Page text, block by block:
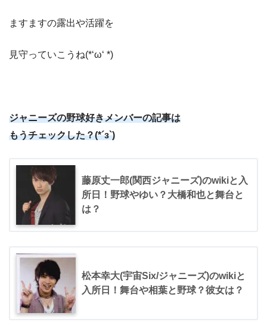
ますますの露出や活躍を
見守っていこうね(*‘ω‘ *)
ジャニーズの野球好きメンバーの記事は
もうチェックした？(*´з`)
藤原丈一郎(関西ジャニーズ)のwikiと入
所日！野球やゆい？大橋和也と舞台と
は？
松本幸大(宇宙Six/ジャニーズ)のwikiと
入所日！舞台や相葉と野球？彼女は？